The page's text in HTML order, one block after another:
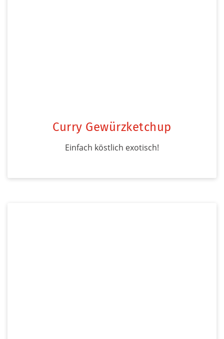
Curry Gewürzketchup
Einfach köstlich exotisch!